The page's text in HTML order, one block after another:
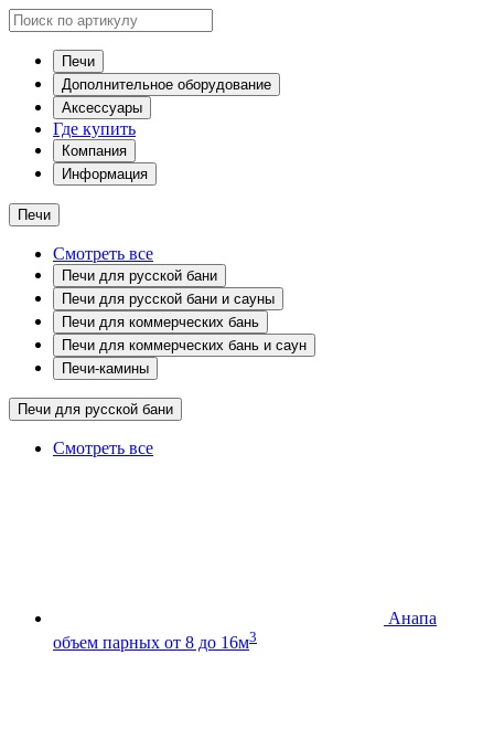
Печи
Дополнительное оборудование
Аксессуары
Где купить
Компания
Информация
Печи
Смотреть все
Печи для русской бани
Печи для русской бани и сауны
Печи для коммерческих бань
Печи для коммерческих бань и саун
Печи-камины
Печи для русской бани
Смотреть все
Анапа
объем парных от 8 до 16м3